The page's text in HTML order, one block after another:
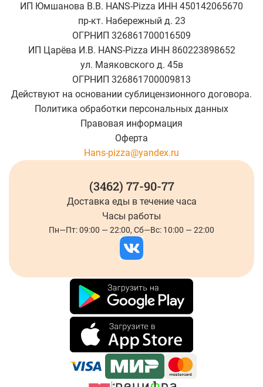
ИП Юмшанова В.В. HANS-Pizza ИНН 450142065670
пр-кт. Набережный д. 23
ОГРНИП 326861700016509
ИП Царёва И.В. HANS-Pizza ИНН 860223898652
ул. Маяковского д. 45в
ОГРНИП 326861700009813
Действуют на основании сублицензионного договора.
Политика обработки персональных данных
Правовая информация
Оферта
Hans-pizza@yandex.ru
(3462) 77-90-77
Доставка еды в течение часа
Часы работы
Пн—Пт: 09:00 — 22:00, Сб—Вс: 10:00 — 22:00